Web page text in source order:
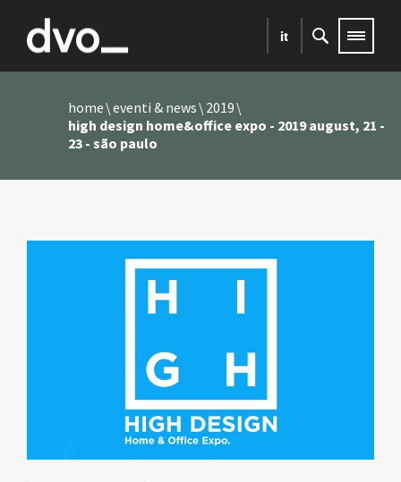
it
home eventi & news 2019
high design home&office expo - 2019 august, 21 -
23 - são paulo